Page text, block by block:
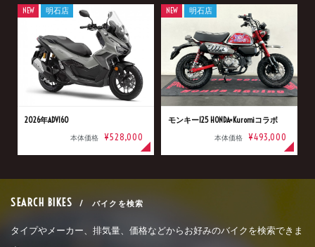
2026年ADV160
本体価格 ¥528,000
NEW 明石店
モンキー125 HONDA×Kuromiコラボ
本体価格 ¥493,000
NEW 明石店
SEARCH BIKES / バイクを検索
タイプやメーカー、排気量、価格などからお好みのバイクを検索できま